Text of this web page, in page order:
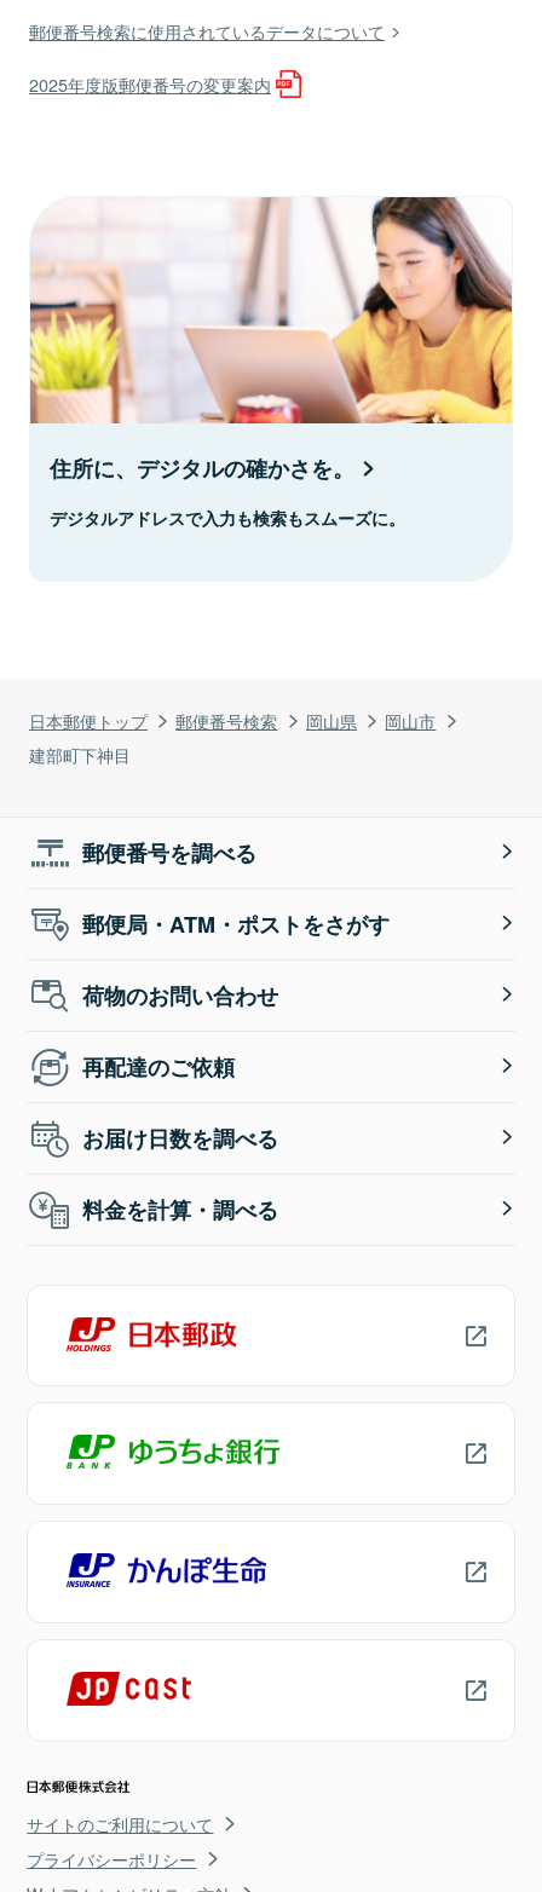
日本郵便トップ 郵便番号検索 岡山県
岡山市
建部町下神目
郵便番号検索に使用されているデータについて
2025年度版郵便番号の変更案内
住所に、デジタルの確かさを。
デジタルアドレスで入力も検索もスムーズに。
郵便番号を調べる
郵便局・ATM・ポストをさがす
荷物のお問い合わせ
再配達のご依頼
お届け日数を調べる
料金を計算・調べる
サイトのご利用について
プライバシーポリシー